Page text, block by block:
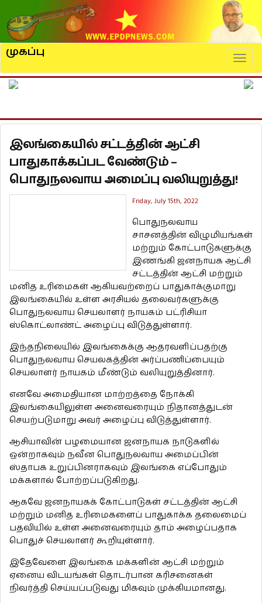
முகப்பு
இலங்கையில் சட்டத்தின் ஆட்சி
பாதுகாக்கப்பட வேண்டும் –
பொதுநலவாய அமைப்பு வலியுறுத்து!
Friday, July 15th, 2022
பொதுநலவாய
சாசனத்தின் விழுமியங்கள்
மற்றும் கோட்பாடுகளுக்கு
இணங்கி ஜனநாயக ஆட்சி
சட்டத்தின் ஆட்சி மற்றும்
மனித உரிமைகள் ஆகியவற்றைப் பாதுகாக்குமாறு
இலங்கையில் உள்ள அரசியல் தலைவர்களுக்கு
பொதுநலவாய செயலாளர் நாயகம் பட்ரிசியா
ஸ்கொட்லாண்ட் அழைப்பு விடுத்துள்ளார்.
இந்தநிலையில் இலங்கைக்கு ஆதரவளிப்பதற்கு
பொதுநலவாய செயலகத்தின் அர்ப்பணிப்பையும்
செயலாளர் நாயகம் மீண்டும் வலியுறுத்தினார்.
எனவே அமைதியான மாற்றத்தை நோக்கி
இலங்கையிலுள்ள அனைவரையும் நிதானத்துடன்
செயற்படுமாறு அவர் அழைப்பு விடுத்துள்ளார்.
ஆசியாவின் பழமையான ஜனநாயக நாடுகளில்
ஒன்றாகவும் நவீன பொதுநலவாய அமைப்பின்
ஸ்தாபக உறுப்பினராகவும் இலங்கை எப்போதும்
மக்களால் போற்றப்படுகிறது.
ஆகவே ஜனநாயகக் கோட்பாடுகள் சட்டத்தின் ஆட்சி
மற்றும் மனித உரிமைகளைப் பாதுகாக்க தலைமைப்
பதவியில் உள்ள அனைவரையும் தாம் அழைப்பதாக
பொதுச் செயலாளர் கூறியுள்ளார்.
இதேவேளை இலங்கை மக்களின் ஆட்சி மற்றும்
ஏனைய விடயங்கள் தொடர்பான கரிசனைகள்
நிவர்த்தி செய்யப்படுவது மிகவும் முக்கியமானது.